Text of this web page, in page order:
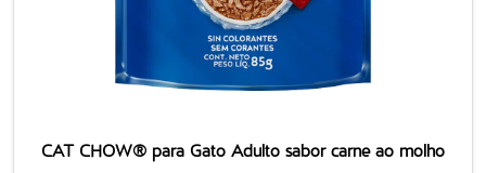
CAT CHOW® para Gato Adulto sabor carne ao molho